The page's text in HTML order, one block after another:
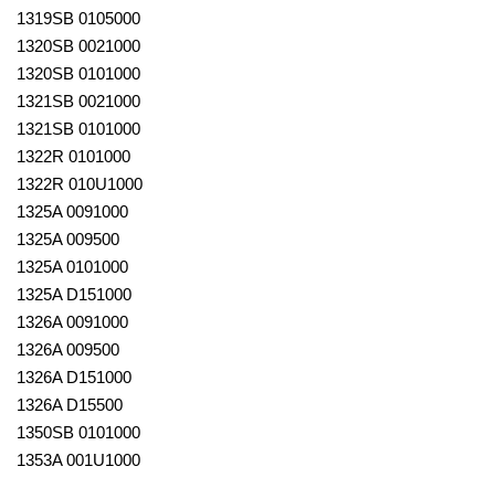
1319SB 0105000
1320SB 0021000
1320SB 0101000
1321SB 0021000
1321SB 0101000
1322R 0101000
1322R 010U1000
1325A 0091000
1325A 009500
1325A 0101000
1325A D151000
1326A 0091000
1326A 009500
1326A D151000
1326A D15500
1350SB 0101000
1353A 001U1000